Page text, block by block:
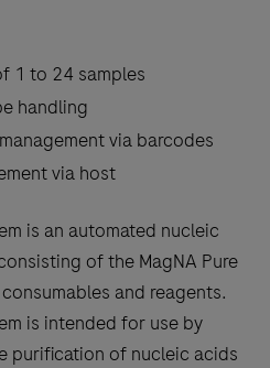
1 to 24 samples
handling
via barcodes
via host
is an automated nucleic
of the MagNA Pure
and reagents.
is intended for use by
purification of nucleic acids